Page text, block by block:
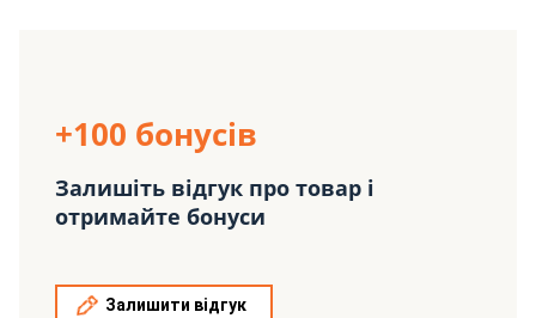
+100 бонусів
Залишіть відгук про товар і
отримайте бонуси
Залишити відгук